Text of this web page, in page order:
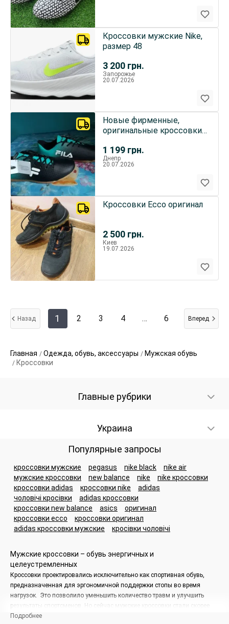
3 200 грн.
Кроссовки мужские Nike,
размер 48
Запорожье
20.07.2026
1 199 грн.
Новые фирменные,
оригинальные кроссовки
Днепр
20.07.2026
2 500 грн.
Кроссовки Ecco оригинал
Киев
19.07.2026
Назад 1 2 3 4 … 6 Вперед
Главная Одежда, обувь, аксессуары
Мужская обувь
Кроссовки
Главные рубрики
Украина
Популярные запросы
кроссовки мужские pegasus nike black
nike air
мужские кроссовки
new balance nike
nike кроссовки
кроссовки adidas
кроссовки nike
adidas
чоловічі кросівки
adidas кроссовки
кроссовки new balance
asics
оригинал
кроссовки ecco
кроссовки оригинал
adidas кроссовки мужские
кросівки чоловічі
Мужские кроссовки – обувь энергичных и
целеустремленных
Кроссовки проектировались исключительно как спортивная обувь,
предназначенная для эргономичной поддержки стопы во время
нагрузок. Это позволило уменьшить количество травм и улучшить
результаты спортсменов. Но сейчас мужские кроссовки стали скорее
стильным атрибутом и прочно вошли в повседневную жизнь.
Подробнее